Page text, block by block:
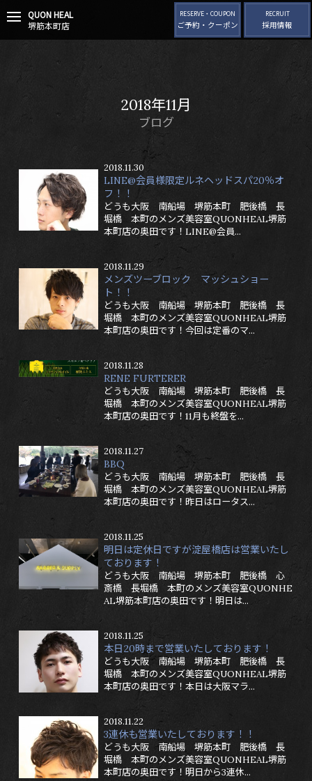
QUON HEAL
堺筋本町店
RESERVE・COUPON
ご予約・クーポン
RECRUIT
採用情報
2018年11月
ブログ
2018.11.30
LINE@会員様限定ルネヘッドスパ20％オ
フ！！
どうも大阪 南船場 堺筋本町 肥後橋 長
堀橋 本町のメンズ美容室QUONHEAL堺筋
本町店の奥田です！LINE@会員...
2018.11.29
メンズツーブロック マッシュショー
ト！！
どうも大阪 南船場 堺筋本町 肥後橋 長
堀橋 本町のメンズ美容室QUONHEAL堺筋
本町店の奥田です！今回は定番のマ...
2018.11.28
RENE FURTERER
どうも大阪 南船場 堺筋本町 肥後橋 長
堀橋 本町のメンズ美容室QUONHEAL堺筋
本町店の奥田です！11月も終盤を...
2018.11.27
BBQ
どうも大阪 南船場 堺筋本町 肥後橋 長
堀橋 本町のメンズ美容室QUONHEAL堺筋
本町店の奥田です！昨日はロータス...
2018.11.25
明日は定休日ですが淀屋橋店は営業いたし
ております！
どうも大阪 南船場 堺筋本町 肥後橋 心
斎橋 長堀橋 本町のメンズ美容室QUONHE
AL堺筋本町店の奥田です！明日は...
2018.11.25
本日20時まで営業いたしております！
どうも大阪 南船場 堺筋本町 肥後橋 長
堀橋 本町のメンズ美容室QUONHEAL堺筋
本町店の奥田です！本日は大阪マラ...
2018.11.22
3連休も営業いたしております！！
どうも大阪 南船場 堺筋本町 肥後橋 長
堀橋 本町のメンズ美容室QUONHEAL堺筋
本町店の奥田です！明日から3連休...
t
g